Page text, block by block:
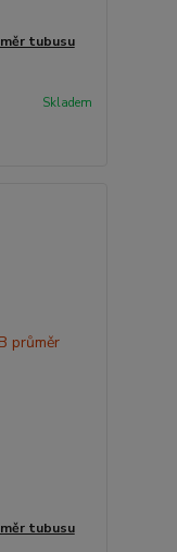
tubusu
Skladem
tubusu